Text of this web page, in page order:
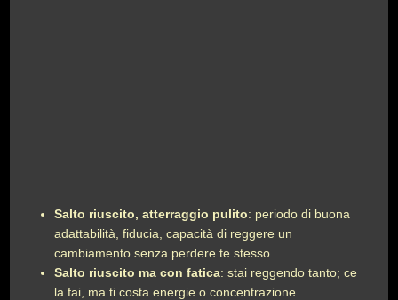
Salto riuscito, atterraggio pulito: periodo di buona
adattabilità, fiducia, capacità di reggere un
cambiamento senza perdere te stesso.
Salto riuscito ma con fatica: stai reggendo tanto; ce
la fai, ma ti costa energie o concentrazione.